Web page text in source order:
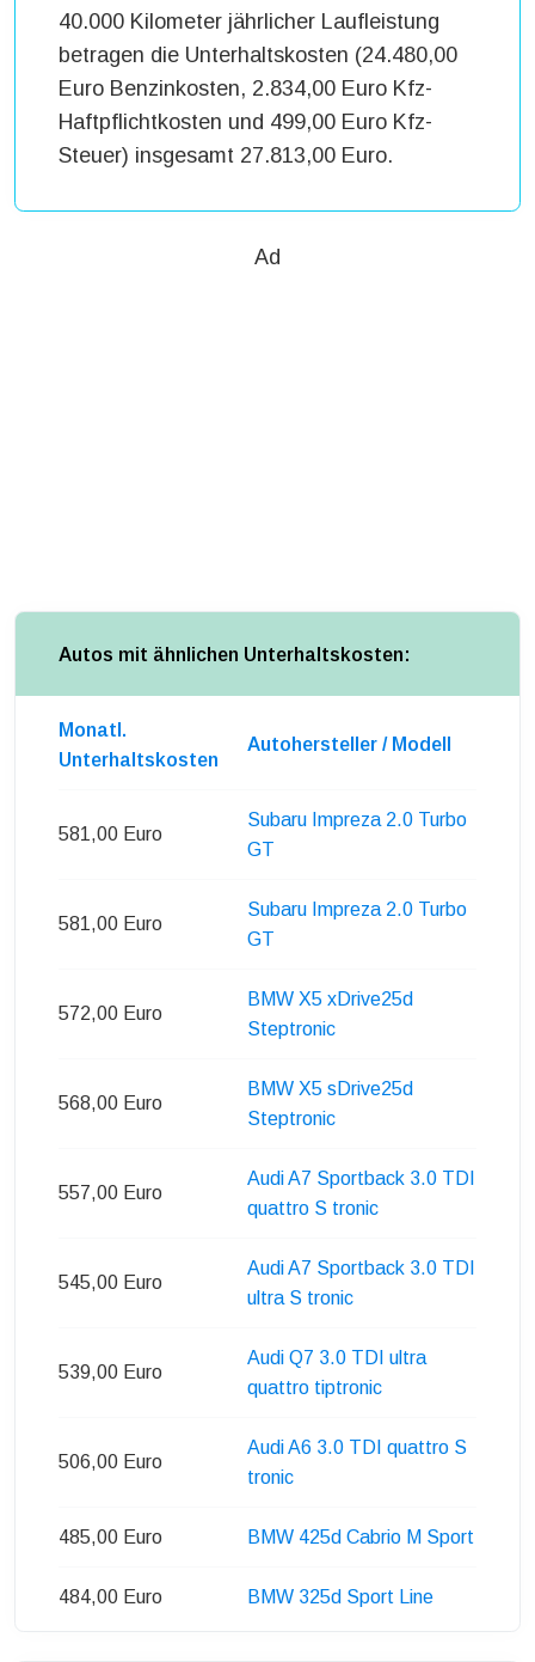
40.000 Kilometer jährlicher Laufleistung
betragen die Unterhaltskosten (24.480,00
Euro Benzinkosten, 2.834,00 Euro Kfz-
Haftpflichtkosten und 499,00 Euro Kfz-
Steuer) insgesamt 27.813,00 Euro.
Ad
Autos mit ähnlichen Unterhaltskosten:
Monatl.
Unterhaltskosten
Autohersteller / Modell
581,00 Euro
Subaru Impreza 2.0 Turbo
GT
581,00 Euro
Subaru Impreza 2.0 Turbo
GT
572,00 Euro
BMW X5 xDrive25d
Steptronic
568,00 Euro
BMW X5 sDrive25d
Steptronic
557,00 Euro
Audi A7 Sportback 3.0 TDI
quattro S tronic
545,00 Euro
Audi A7 Sportback 3.0 TDI
ultra S tronic
539,00 Euro
Audi Q7 3.0 TDI ultra
quattro tiptronic
506,00 Euro
Audi A6 3.0 TDI quattro S
tronic
485,00 Euro BMW 425d Cabrio M Sport
484,00 Euro BMW 325d Sport Line